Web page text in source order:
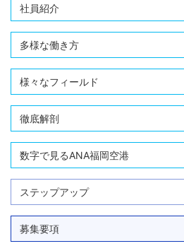
社員紹介
多様な働き方
様々なフィールド
徹底解剖
数字で見るANA福岡空港
ステップアップ
募集要項